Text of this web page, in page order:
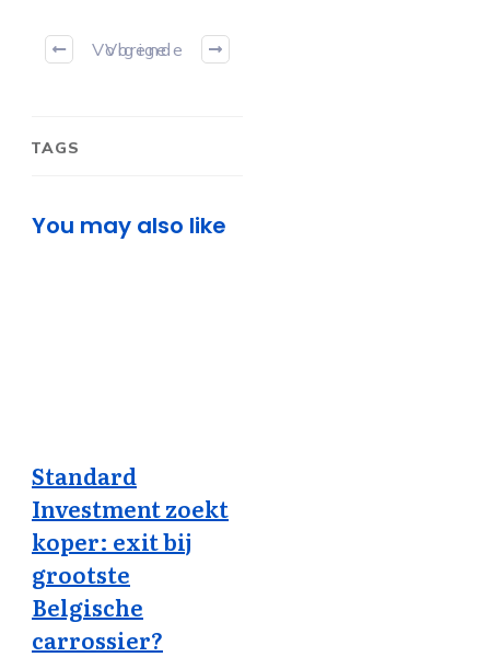
Vorige
Volgende
TAGS
You may also like
Standard
Investment zoekt
koper: exit bij
grootste
Belgische
carrossier?